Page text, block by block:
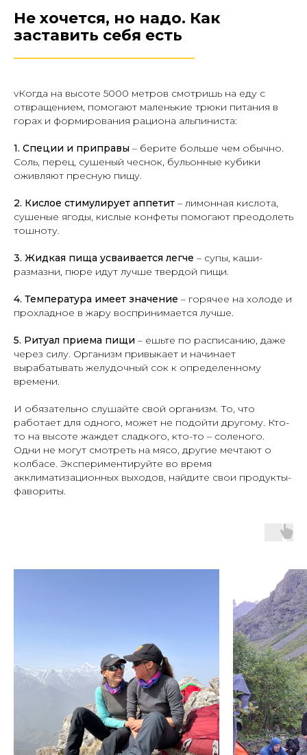
Не хочется, но надо. Как
заставить себя есть
vКогда на высоте 5000 метров смотришь на еду с
отвращением, помогают маленькие трюки питания в
горах и формирования рациона альпиниста:
1. Специи и приправы – берите больше чем обычно.
Соль, перец, сушеный чеснок, бульонные кубики
оживляют пресную пищу.
2. Кислое стимулирует аппетит – лимонная кислота,
сушеные ягоды, кислые конфеты помогают преодолеть
тошноту.
3. Жидкая пища усваивается легче – супы, каши-
размазни, пюре идут лучше твердой пищи.
4. Температура имеет значение – горячее на холоде и
прохладное в жару воспринимается лучше.
5. Ритуал приема пищи – ешьте по расписанию, даже
через силу. Организм привыкает и начинает
вырабатывать желудочный сок к определенному
времени.
И обязательно слушайте свой организм. То, что
работает для одного, может не подойти другому. Кто-
то на высоте жаждет сладкого, кто-то – соленого.
Одни не могут смотреть на мясо, другие мечтают о
колбасе. Экспериментируйте во время
акклиматизационных выходов, найдите свои продукты-
фавориты.